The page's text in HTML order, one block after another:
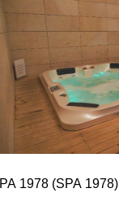
1978 (SPA 1978)